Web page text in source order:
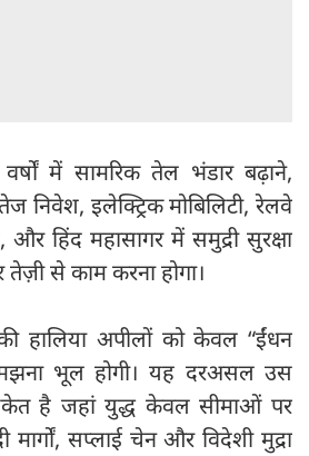
में सामरिक तेल भंडार बढ़ाने,
निवेश, इलेक्ट्रिक मोबिलिटी, रेलवे
और हिंद महासागर में समुद्री सुरक्षा
से काम करना होगा।
हालिया अपीलों को केवल “ईंधन
भूल होगी। यह दरअसल उस
है जहां युद्ध केवल सीमाओं पर
मार्गों, सप्लाई चेन और विदेशी मुद्रा